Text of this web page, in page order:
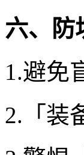
六、防
1.避免
2.「装